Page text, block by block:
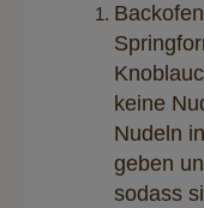
keine
Nudeln
geben
sodass